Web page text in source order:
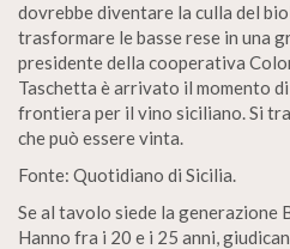
dovrebbe diventare la culla del
trasformare le basse rese in una
presidente della cooperativa
Taschetta è arrivato il momento
frontiera per il vino siciliano. Si
che può essere vinta.
Fonte: Quotidiano di Sicilia.
Se al tavolo siede la generazione
Hanno fra i 20 e i 25 anni,